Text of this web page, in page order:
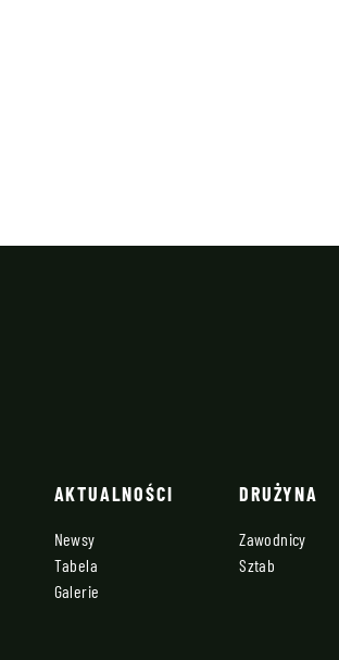
AKTUALNOŚCI
Newsy
Tabela
Galerie
DRUŻYNA
Zawodnicy
Sztab